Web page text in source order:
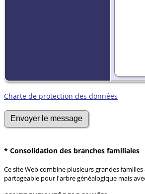
Charte de protection des données
* Consolidation des branches familiales
Ce site Web combine plusieurs grandes familles
partageable pour l'arbre généalogique mais